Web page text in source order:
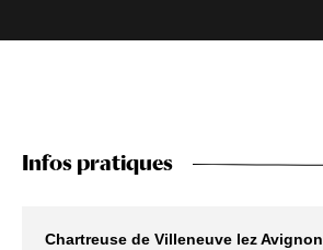
Infos pratiques
Chartreuse de Villeneuve lez Avignon